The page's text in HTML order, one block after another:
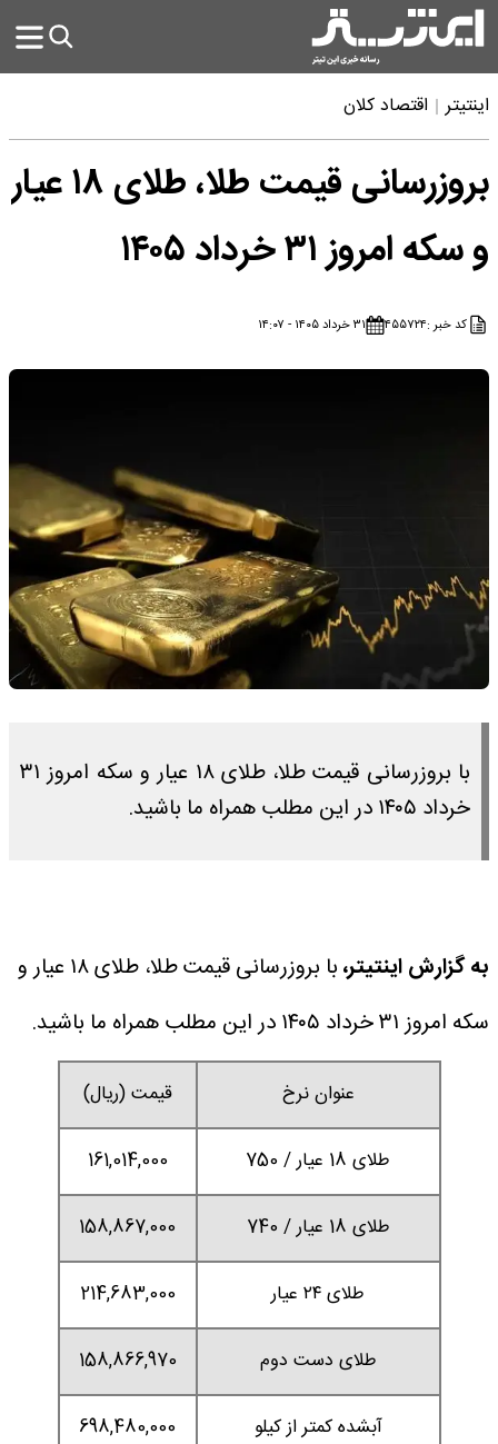
اینتیتر اقتصاد کلان
بروزرسانی قیمت طلا، طلای ۱۸ عیار
و سکه امروز ۳۱ خرداد ۱۴۰۵
کد خبر :۴۵۵۷۲۴ ۳۱ خرداد ۱۴۰۵ - ۱۴:۰۷
با بروزرسانی قیمت طلا، طلای ۱۸ عیار و سکه امروز ۳۱
خرداد ۱۴۰۵ در این مطلب همراه ما باشید.
به گزارش اینتیتر،
با بروزرسانی قیمت طلا، طلای ۱۸ عیار و
سکه امروز ۳۱ خرداد ۱۴۰۵ در این مطلب همراه ما باشید.
عنوان نرخ قیمت (ریال)
طلای 18 عیار / 750 161,014,000
طلای 18 عیار / 740 158,867,000
طلای ۲۴ عیار 214,683,000
طلای دست دوم 158,866,970
آبشده کمتر از کیلو 698,480,000